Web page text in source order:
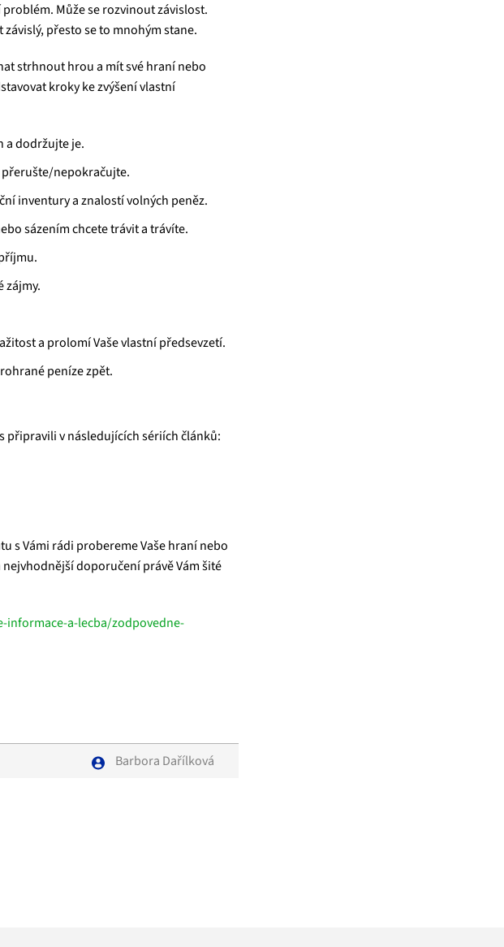
Může se rozvinout závislost.
přesto se to mnohým stane.
strhnout hrou a mít své hraní nebo
kroky ke zvýšení vlastní
a dodržujte je.
nepokračujte.
inventury a znalostí volných peněz.
sázením chcete trávit a trávíte.
zájmy.
a prolomí Vaše vlastní předsevzetí.
peníze zpět.
připravili v následujících sériích článků:
s Vámi rádi probereme Vaše hraní nebo
doporučení právě Vám šité
a-lecba/zodpovedne-
Barbora Dařílková